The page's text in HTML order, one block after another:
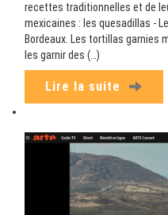
recettes traditionnelles et de
mexicaines : les quesadillas -
Bordeaux. Les tortillas garnies
les garnir des (…)
Lire la suite